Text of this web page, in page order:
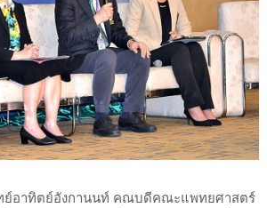
ย์อาทิตย์อังกานนท์ คณบดีคณะแพทยศาสตร์